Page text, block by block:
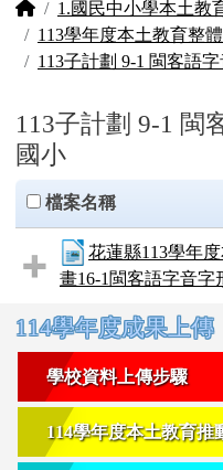
回首頁1.國民中小學本土教
113學年度本土教育整
113子計劃 9-1 閩客語
113子計劃 9-1 閩
國小
clickAll
檔案名稱
花蓮縣113學年
畫16-1閩客語字音字
右邊區域內容
114學年度成果上傳
學校資料上傳步驟
114學年度本土教育推